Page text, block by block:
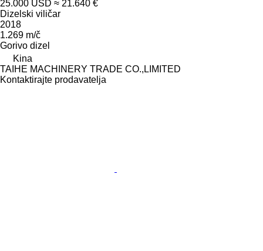
25.000 USD ≈ 21.640 €
Dizelski viličar
2018
1.269 m/č
Gorivo dizel
Kina
TAIHE MACHINERY TRADE CO.,LIMITED
Kontaktirajte prodavatelja